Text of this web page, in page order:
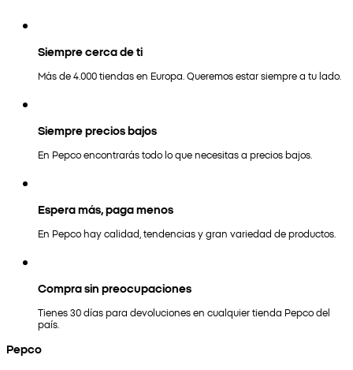
Siempre cerca de ti
Más de 4.000 tiendas en Europa. Queremos estar siempre a tu lado.
Siempre precios bajos
En Pepco encontrarás todo lo que necesitas a precios bajos.
Espera más, paga menos
En Pepco hay calidad, tendencias y gran variedad de productos.
Compra sin preocupaciones
Tienes 30 días para devoluciones en cualquier tienda Pepco del
país.
Pepco